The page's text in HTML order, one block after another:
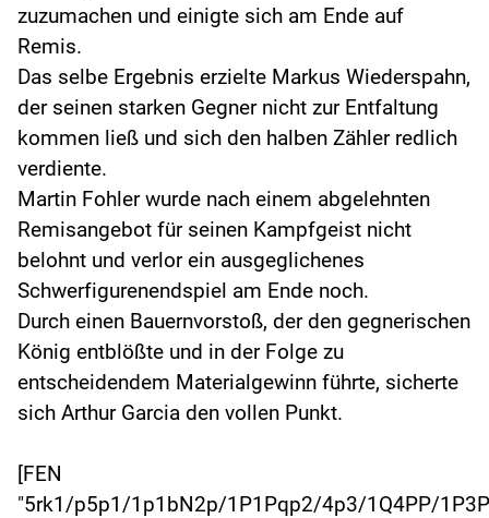
zuzumachen und einigte sich am Ende auf
Remis.
Das selbe Ergebnis erzielte Markus Wiederspahn,
der seinen starken Gegner nicht zur Entfaltung
kommen ließ und sich den halben Zähler redlich
verdiente.
Martin Fohler wurde nach einem abgelehnten
Remisangebot für seinen Kampfgeist nicht
belohnt und verlor ein ausgeglichenes
Schwerfigurenendspiel am Ende noch.
Durch einen Bauernvorstoß, der den gegnerischen
König entblößte und in der Folge zu
entscheidendem Materialgewinn führte, sicherte
sich Arthur Garcia den vollen Punkt.
[FEN
"5rk1/p5p1/1p1bN2p/1P1Pqp2/4p3/1Q4PP/